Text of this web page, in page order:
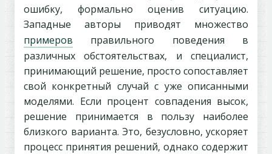
ошибку, формально оценив ситуацию.
Западные авторы приводят множество
примеров правильного поведения в
различных обстоятельствах, и специалист,
принимающий решение, просто сопоставляет
свой конкретный случай с уже описанными
моделями. Если процент совпадения высок,
решение принимается в пользу наиболее
близкого варианта. Это, безусловно, ускоряет
процесс принятия решений, однако содержит